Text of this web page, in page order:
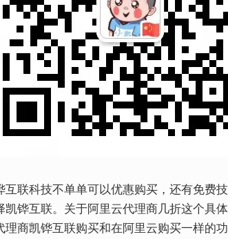
互联科技不单单可以优惠购买，还有免费
凯铧互联。关于阿里云代理商几折这个具
理商凯铧互联购买和在阿里云购买一样的